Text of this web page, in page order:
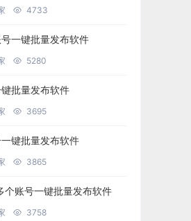
4733
一键批量发布软件
5280
批量发布软件
3695
键批量发布软件
3865
个账号一键批量发布软件
3758